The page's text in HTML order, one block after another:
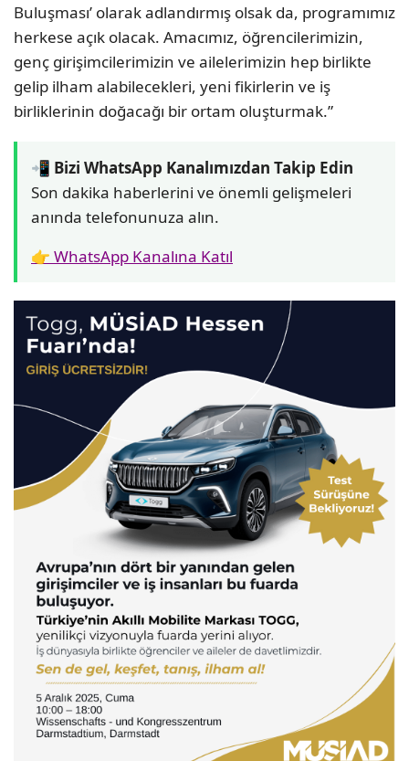
Buluşması’ olarak adlandırmış olsak da, programımız
herkese açık olacak. Amacımız, öğrencilerimizin,
genç girişimcilerimizin ve ailelerimizin hep birlikte
gelip ilham alabilecekleri, yeni fikirlerin ve iş
birliklerinin doğacağı bir ortam oluşturmak.”
📲 Bizi WhatsApp Kanalımızdan Takip Edin
Son dakika haberlerini ve önemli gelişmeleri
anında telefonunuza alın.
👉 WhatsApp Kanalına Katıl